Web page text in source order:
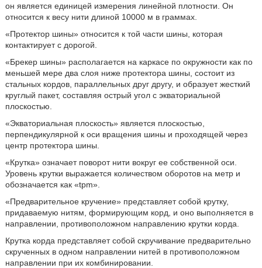
он является единицей измерения линейной плотности. Он
относится к весу нити длиной 10000 м в граммах.
«Протектор шины» относится к той части шины, которая
контактирует с дорогой.
«Брекер шины» располагается на каркасе по окружности как по
меньшей мере два слоя ниже протектора шины, состоит из
стальных кордов, параллельных друг другу, и образует жесткий
круглый пакет, составляя острый угол с экваториальной
плоскостью.
«Экваториальная плоскость» является плоскостью,
перпендикулярной к оси вращения шины и проходящей через
центр протектора шины.
«Крутка» означает поворот нити вокруг ее собственной оси.
Уровень крутки выражается количеством оборотов на метр и
обозначается как «tpm».
«Предварительное кручение» представляет собой крутку,
придаваемую нитям, формирующим корд, и оно выполняется в
направлении, противоположном направлению крутки корда.
Крутка корда представляет собой скручивание предварительно
скрученных в одном направлении нитей в противоположном
направлении при их комбинировании.